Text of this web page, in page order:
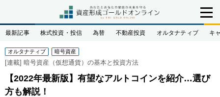
最新記事 株式投資・投信 為替 不動産投資 オルタナティブ キ
オルタナティブ 暗号資産
[連載] 暗号資産（仮想通貨）の基本と投資方法
【2022年最新版】有望なアルトコインを紹介…選び
方も解説！